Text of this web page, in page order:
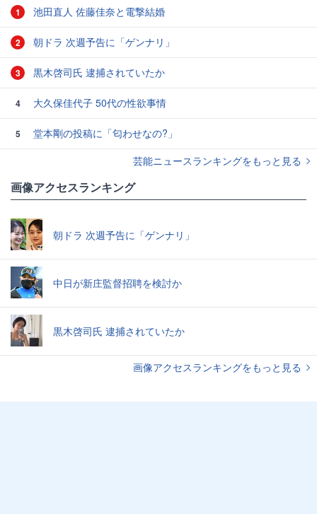
1 池田直人 佐藤佳奈と電撃結婚
2 朝ドラ 次週予告に「ゲンナリ」
3 黒木啓司氏 逮捕されていたか
4 大久保佳代子 50代の性欲事情
5
堂本剛の投稿に「匂わせなの?」
芸能ニュースランキングをもっと見る
画像アクセスランキング
朝ドラ 次週予告に「ゲンナリ」
中日が新庄監督招聘を検討か
黒木啓司氏 逮捕されていたか
画像アクセスランキングをもっと見る